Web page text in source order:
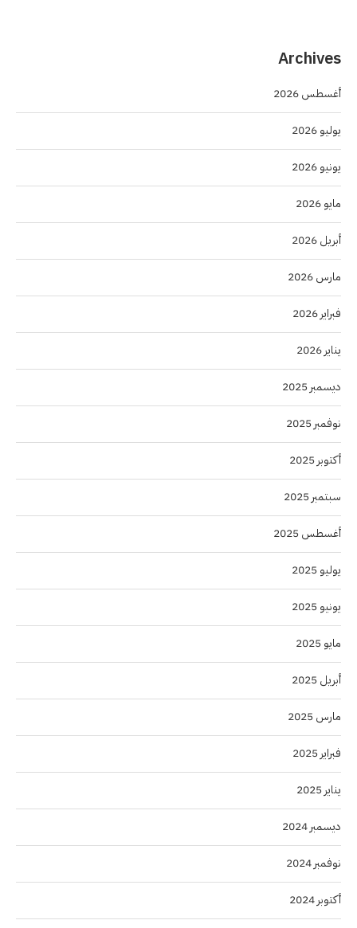
Archives
أغسطس 2026
يوليو 2026
يونيو 2026
مايو 2026
أبريل 2026
مارس 2026
فبراير 2026
يناير 2026
ديسمبر 2025
نوفمبر 2025
أكتوبر 2025
سبتمبر 2025
أغسطس 2025
يوليو 2025
يونيو 2025
مايو 2025
أبريل 2025
مارس 2025
فبراير 2025
يناير 2025
ديسمبر 2024
نوفمبر 2024
أكتوبر 2024